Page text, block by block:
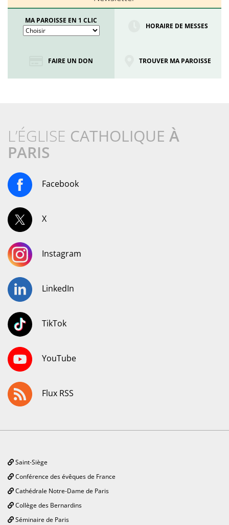
MA PAROISSE EN 1 CLIC
HORAIRE DE MESSES
FAIRE UN DON TROUVER MA PAROISSE
L’ÉGLISE CATHOLIQUE À
PARIS
Facebook
X
Instagram
LinkedIn
TikTok
YouTube
Flux RSS
Saint-Siège
Conférence des évêques de France
Cathédrale Notre-Dame de Paris
Collège des Bernardins
Séminaire de Paris